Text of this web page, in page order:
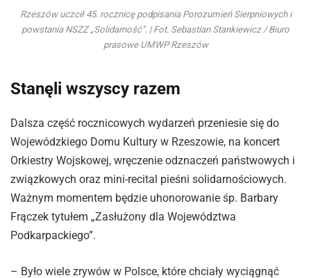
Rzeszów uczcił 45. rocznicę podpisania Porozumień Sierpniowych i
powstania NSZZ „Solidarność”. | Fot. Sebastian Stankiewicz / Biuro
prasowe UMWP Rzeszów
Stanęli wszyscy razem
Dalsza część rocznicowych wydarzeń przeniesie się do
Wojewódzkiego Domu Kultury w Rzeszowie, na koncert
Orkiestry Wojskowej, wręczenie odznaczeń państwowych i
związkowych oraz mini-recital pieśni solidarnościowych.
Ważnym momentem będzie uhonorowanie śp. Barbary
Frączek tytułem „Zasłużony dla Województwa
Podkarpackiego”.
– Było wiele zrywów w Polsce, które chciały wyciągnąć